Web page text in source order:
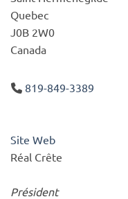
Quebec
J0B 2W0
Canada
819-849-3389
Site Web
Réal Crête
Président